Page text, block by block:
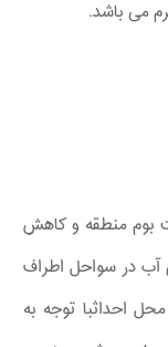
می باشد.
بوم منطقه و کاهش
در سواحل اطراف
احداثبا توجه به